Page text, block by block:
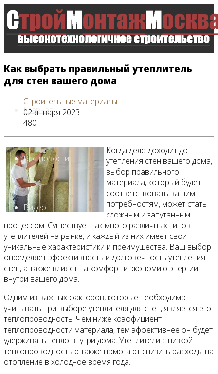
Главная
Все новости
Видео
Как выбрать правильный утеплитель
для стен вашего дома
Строительные материалы
02 января 2023
480
Когда дело доходит до
утепления стен вашего дома,
выбор правильного
материала, который будет
соответствовать вашим
потребностям, может стать
сложным и запутанным
процессом. Существует так много различных типов
утеплителей на рынке, и каждый из них имеет свои
уникальные характеристики и преимущества. Ваш выбор
определяет эффективность и долговечность утепления
стен, а также влияет на комфорт и экономию энергии
внутри вашего дома.
Одним из важных факторов, которые необходимо
учитывать при выборе утеплителя для стен, является его
теплопроводность. Чем ниже коэффициент
теплопроводности материала, тем эффективнее он будет
удерживать тепло внутри дома. Утеплители с низкой
теплопроводностью также помогают снизить расходы на
отопление в холодное время года.